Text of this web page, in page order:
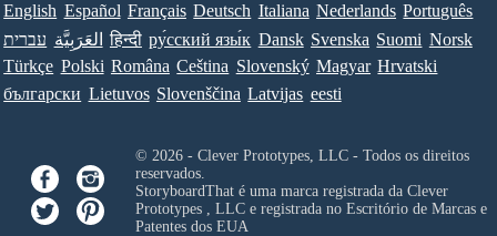
English Español Français Deutsch Italiana Nederlands Português
עברית العَرَبِيَّة हिन्दी ру́сский язы́к Dansk Svenska Suomi Norsk
Türkçe Polski Româna Ceština Slovenský Magyar Hrvatski
български Lietuvos Slovenščina Latvijas eesti
© 2026 - Clever Prototypes, LLC - Todos os direitos
reservados.
StoryboardThat é uma marca registrada da Clever
Prototypes , LLCe registrada no Escritório de Marcas e
Patentes dos EUA